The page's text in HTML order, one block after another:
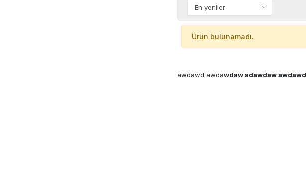
Ürün bulunamadı.
awdawd awdawdaw adawdaw awdawd